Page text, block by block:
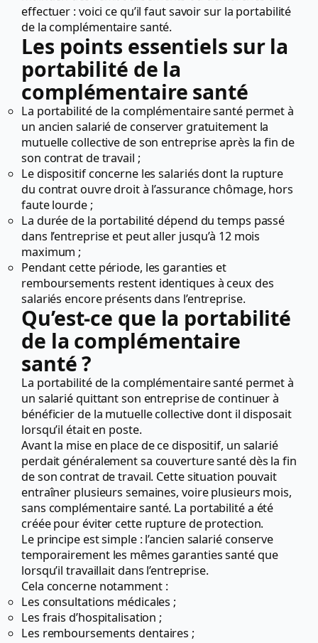
effectuer : voici ce qu’il faut savoir sur la portabilité
de la complémentaire santé.
Les points essentiels sur la
portabilité de la
complémentaire santé
La portabilité de la complémentaire santé permet à
un ancien salarié de conserver gratuitement la
mutuelle collective de son entreprise après la fin de
son contrat de travail ;
Le dispositif concerne les salariés dont la rupture
du contrat ouvre droit à l’assurance chômage, hors
faute lourde ;
La durée de la portabilité dépend du temps passé
dans l’entreprise et peut aller jusqu’à 12 mois
maximum ;
Pendant cette période, les garanties et
remboursements restent identiques à ceux des
salariés encore présents dans l’entreprise.
Qu’est-ce que la portabilité
de la complémentaire
santé ?
La portabilité de la complémentaire santé permet à
un salarié quittant son entreprise de continuer à
bénéficier de la mutuelle collective dont il disposait
lorsqu’il était en poste.
Avant la mise en place de ce dispositif, un salarié
perdait généralement sa couverture santé dès la fin
de son contrat de travail. Cette situation pouvait
entraîner plusieurs semaines, voire plusieurs mois,
sans complémentaire santé. La portabilité a été
créée pour éviter cette rupture de protection.
Le principe est simple : l’ancien salarié conserve
temporairement les mêmes garanties santé que
lorsqu’il travaillait dans l’entreprise.
Cela concerne notamment :
Les consultations médicales ;
Les frais d’hospitalisation ;
Les remboursements dentaires ;